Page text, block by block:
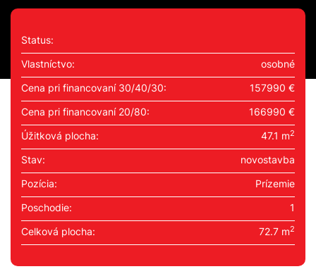
Status:
Vlastníctvo: osobné
Cena pri financovaní 30/40/30: 157990 €
Cena pri financovaní 20/80: 166990 €
Úžitková plocha: 47.1 m2
Stav: novostavba
Pozícia: Prízemie
Poschodie: 1
Celková plocha: 72.7 m2